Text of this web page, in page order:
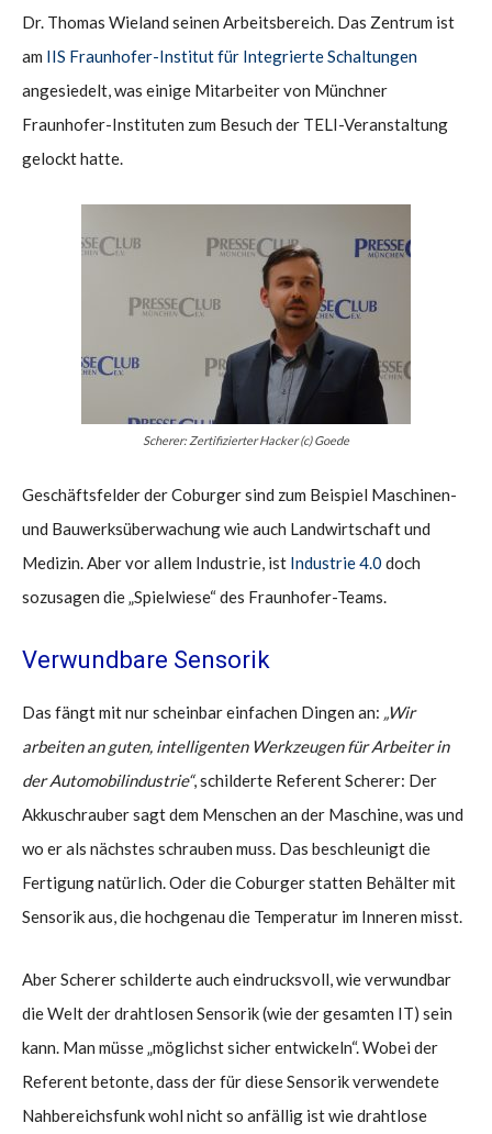
Dr. Thomas Wieland seinen Arbeitsbereich. Das Zentrum ist
am IIS Fraunhofer-Institut für Integrierte Schaltungen
angesiedelt, was einige Mitarbeiter von Münchner
Fraunhofer-Instituten zum Besuch der TELI-Veranstaltung
gelockt hatte.
Scherer: Zertifizierter Hacker (c) Goede
Geschäftsfelder der Coburger sind zum Beispiel Maschinen-
und Bauwerksüberwachung wie auch Landwirtschaft und
Medizin. Aber vor allem Industrie, ist Industrie 4.0 doch
sozusagen die „Spielwiese“ des Fraunhofer-Teams.
Verwundbare Sensorik
Das fängt mit nur scheinbar einfachen Dingen an: „Wir
arbeiten an guten, intelligenten Werkzeugen für Arbeiter in
der Automobilindustrie“, schilderte Referent Scherer: Der
Akkuschrauber sagt dem Menschen an der Maschine, was und
wo er als nächstes schrauben muss. Das beschleunigt die
Fertigung natürlich. Oder die Coburger statten Behälter mit
Sensorik aus, die hochgenau die Temperatur im Inneren misst.
Aber Scherer schilderte auch eindrucksvoll, wie verwundbar
die Welt der drahtlosen Sensorik (wie der gesamten IT) sein
kann. Man müsse „möglichst sicher entwickeln“. Wobei der
Referent betonte, dass der für diese Sensorik verwendete
Nahbereichsfunk wohl nicht so anfällig ist wie drahtlose